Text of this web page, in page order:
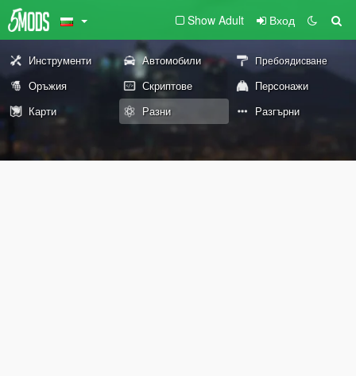
Show Adult Вход
Инструменти Автомобили Пребоядисване
Оръжия Скриптове
Персонажи
Карти
Разни Разгърни